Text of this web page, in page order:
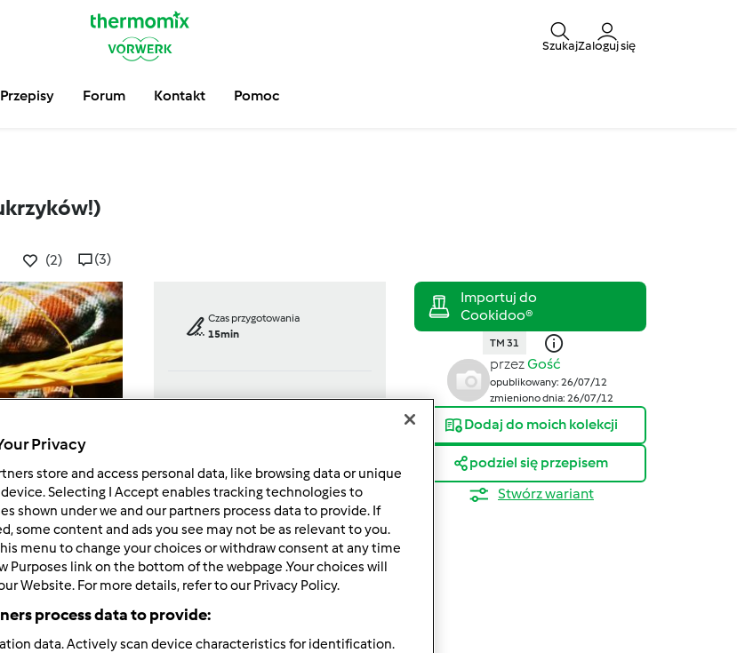
SzukajZaloguj się
Przepisy Forum Kontakt Pomoc
(2) (3)
Czas przygotowania
15min
porcja/porcje/porcji
----
Poziom
TM 31
przezGość
opublikowany: 26/07/12
zmieniono dnia: 26/07/12
Dodaj do moich kolekcji
podziel się przepisem
Stwórz wariant
Privacy
store and access personal data, like browsing data or unique
Selecting I Accept enables tracking technologies to
shown under we and our partners process data to provide. If
some content and ads you see may not be as relevant to you.
menu to change your choices or withdraw consent at any time
Purposes link on the bottom of the webpage .Your choices will
Website. For more details, refer to our Privacy Policy.
process data to provide:
data. Actively scan device characteristics for identification.